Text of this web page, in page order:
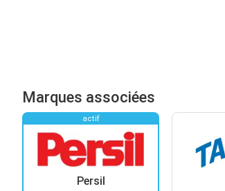
Marques associées
actif
Persil